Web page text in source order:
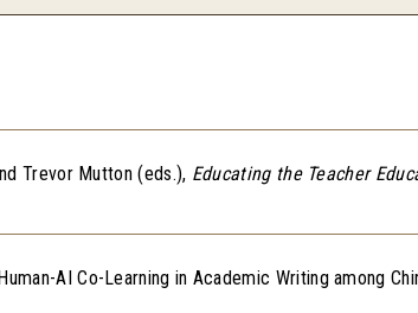
Trevor Mutton (eds.), Educating the Teacher
AI Co-Learning in Academic Writing among